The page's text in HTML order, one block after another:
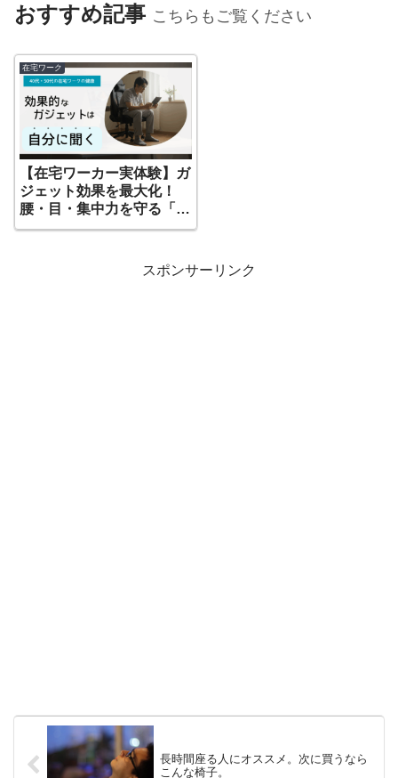
おすすめ記事 こちらもご覧ください
在宅ワーク
【在宅ワーカー実体験】ガ
ジェット効果を最大化！
腰・目・集中力を守る「3
つの基本習慣」
スポンサーリンク
長時間座る人にオススメ。次に買うなら
こんな椅子。